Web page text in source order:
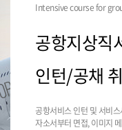
Intensive course for
공항지상직
인턴/공채
공항서비스 인턴 및 서비
자소서부터 면접, 이미지